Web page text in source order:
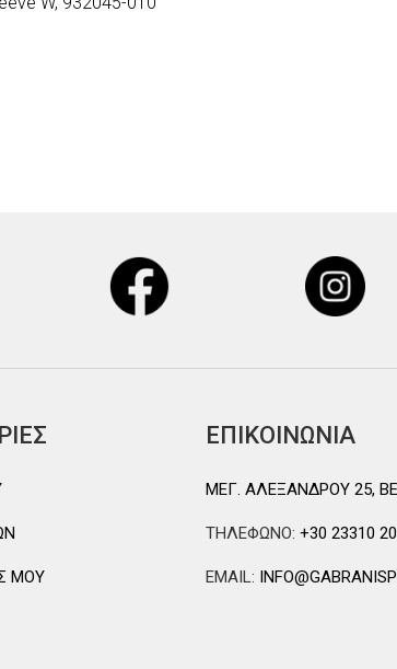
ΜΟΥ
ΕΠΙΚΟΙΝΩΝΙΑ
ΜΕΓ. ΑΛΕΞΑΝΔΡΟΥ 25,
ΤΗΛΕΦΩΝΟ: +30 23310
EMAIL: